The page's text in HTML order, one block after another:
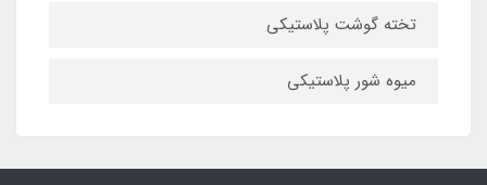
تخته گوشت پلاستیکی
میوه شور پلاستیکی